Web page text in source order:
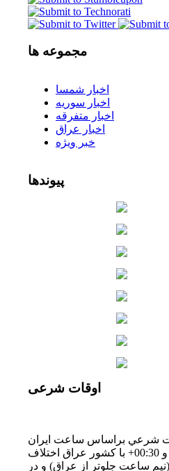
مجموعه ها
اخبار شمسا
اخبار سوریه
اخبار متفرقه
اخبار عراق
خبر ویژه
پیوندها
اوقات شرعی
شرعي براساس ساعت ايران
بوده و 00:30+ با كشور عراق اختلاف
ساعت جلوتر از عراق) و در